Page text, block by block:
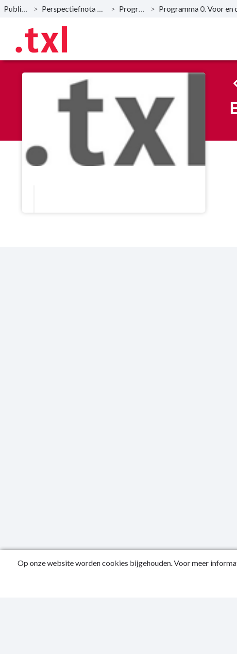
Naar hoofdinhoud
Publicaties > Perspectiefnota 2025 -2028 > Programma >
Op onze website worden cookies bijgehouden. Voor meer